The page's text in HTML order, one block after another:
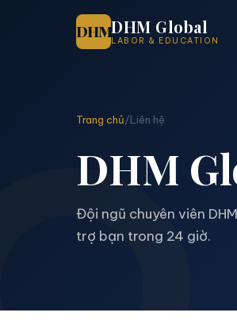
DHMDHM Global
LABOR & EDUCATION
Trang chủ/Liên hệ
DHM
Đội ngũ chuyên viên
trợ bạn trong 24 giờ.